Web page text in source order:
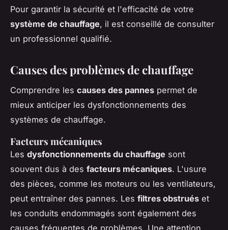
Pour garantir la sécurité et l'efficacité de votre
système de chauffage, il est conseillé de consulter
un professionnel qualifié.
Causes des problèmes de chauffage
Comprendre les causes des pannes permet de
mieux anticiper les dysfonctionnements des
systèmes de chauffage.
Facteurs mécaniques
Les dysfonctionnements du chauffage sont
souvent dus à des facteurs mécaniques. L'usure
des pièces, comme les moteurs ou les ventilateurs,
peut entraîner des pannes. Les filtres obstrués et
les conduits endommagés sont également des